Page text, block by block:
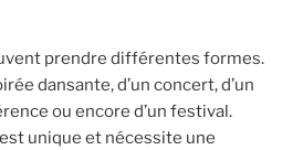
prendre différentes formes.
dansante, d’un concert, d’un
ou encore d’un festival.
unique et nécessite une